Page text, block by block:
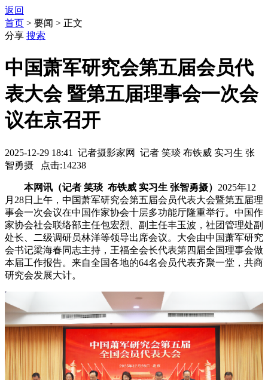
返回
首页 > 要闻 > 正文
分享 搜索
中国萧军研究会第五届会员代
表大会 暨第五届理事会一次会
议在京召开
2025-12-29 18:41 记者摄影家网 记者 笑琰 布铁威 实习生 张
智勇摄 点击:14238
本网讯（记者 笑琰 布铁威 实习生 张智勇摄） 2025年12
月28日上午，中国萧军研究会第五届会员代表大会暨第五届理
事会一次会议在中国作家协会十层多功能厅隆重举行。中国作
家协会社会联络部主任包宏烈、副主任丰玉波，社团管理处副
处长、二级调研员林洋等领导出席会议。大会由中国萧军研究
会书记梁海春同志主持，王福全会长代表第四届全国理事会做
本届工作报告。来自全国各地的64名会员代表齐聚一堂，共商
研究会发展大计。